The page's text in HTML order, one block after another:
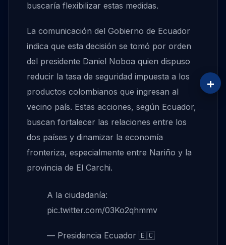
buscaría flexibilizar estas medidas.
La comunicación del Gobierno de Ecuador
indica que esta decisión se tomó por orden
del presidente Daniel Noboa quien dispuso
reducir la tasa de seguridad impuesta a los
productos colombianos que ingresan al
vecino país. Estas acciones, según Ecuador,
buscan fortalecer las relaciones entre los
dos países y dinamizar la economía
fronteriza, especialmente entre Nariño y la
provincia de El Carchi.
A la ciudadanía:
pic.twitter.com/03Ko2qhmmv
— Presidencia Ecuador 🇪🇨
+